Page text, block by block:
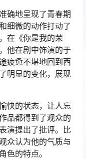
确地呈现了青春期
细微的动作打动了
在《你是我的荣
他在剧中饰演的于
疲惫不堪地回到西
明显的变化，展现
快的状态，让人忘
品都得到了观众的
演提出了批评。比
众认为他的气质与
色的特点。